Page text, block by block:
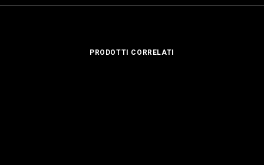
PRODOTTI CORRELATI